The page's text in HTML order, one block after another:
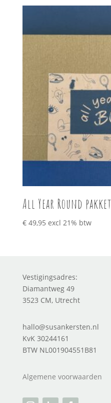
All Year Round
€49,95 excl 21% btw
Vestigingsadres:
Diamantweg 49
3523 CM, Utrecht
hallo@susankersten.nl
KvK 30244161
BTW NL001904551B81
Algemene voorwaarden